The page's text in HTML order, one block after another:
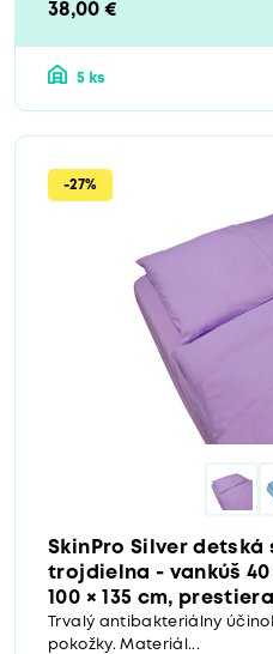
38,00 €
5 ks
-27%
SkinPro Silver
trojdielna - vankúš 40
100 × 135 cm,
Trvalý antibakteriálny
pokožky. Materiál...